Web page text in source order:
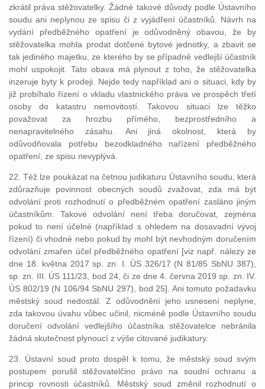
zkrátil práva stěžovatelky. Žádné takové důvody podle Ústavního
soudu ani neplynou ze spisu či z vyjádření účastníků. Návrh na
vydání předběžného opatření je odůvodněný obavou, že by
stěžovatelka mohla prodat dotčené bytové jednotky, a zbavit se
tak jediného majetku, ze kterého by se případně vedlejší účastník
mohl uspokojit. Tato obava má plynout z toho, že stěžovatelka
inzeruje byty k prodeji. Nejde tedy například ani o situaci, kdy by
již probíhalo řízení o vkladu vlastnického práva ve prospěch třetí
osoby do katastru nemovitostí. Takovou situaci lze těžko
považovat za hrozbu přímého, bezprostředního a
nenapravitelného zásahu. Ani jiná okolnost, která by
odůvodňovala potřebu bezodkladného nařízení předběžného
opatření, ze spisu nevyplývá.
22. Též lze poukázat na četnou judikaturu Ústavního soudu, která
zdůrazňuje povinnost obecných soudů zvažovat, zda má být
odvolání proti rozhodnutí o předběžném opatření zasláno jiným
účastníkům. Takové odvolání není třeba doručovat, zejména
pokud to není účelné (například s ohledem na dosavadní vývoj
řízení) či vhodné nebo pokud by mohl být nevhodným doručením
odvolání zmařen účel předběžného opatření [viz např. nálezy ze
dne 18. května 2017 sp. zn. I. ÚS 326/17 (N 81/85 SbNU 387),
sp. zn. III. ÚS 111/23, bod 24, či ze dne 4. června 2019 sp. zn. IV.
ÚS 802/19 (N 106/94 SbNU 297), bod 25]. Ani tomuto požadavku
městský soud nedostál. Z odůvodnění jeho usnesení neplyne,
zda takovou úvahu vůbec učinil, nicméně podle Ústavního soudu
doručení odvolání vedlejšího účastníka stěžovatelce nebránila
žádná skutečnost plynoucí z výše citované judikatury.
23. Ústavní soud proto dospěl k tomu, že městský soud svým
postupem porušil stěžovatelčino právo na soudní ochranu a
princip rovnosti účastníků. Městský soud změnil rozhodnutí o